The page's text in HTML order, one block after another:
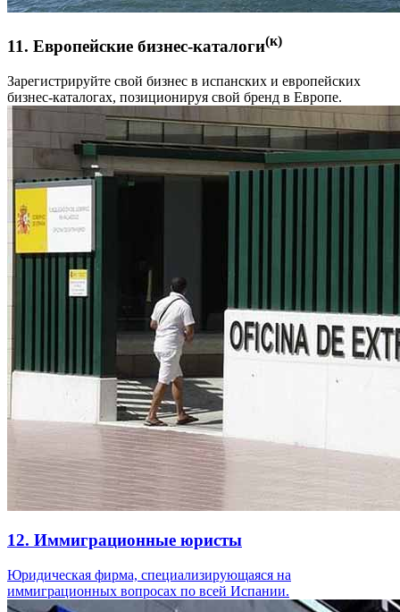
11. Европейские бизнес-каталоги(к)
Зарегистрируйте свой бизнес в испанских и европейских
бизнес-каталогах, позиционируя свой бренд в Европе.
12. Иммиграционные юристы
Юридическая фирма, специализирующаяся на
иммиграционных вопросах по всей Испании.